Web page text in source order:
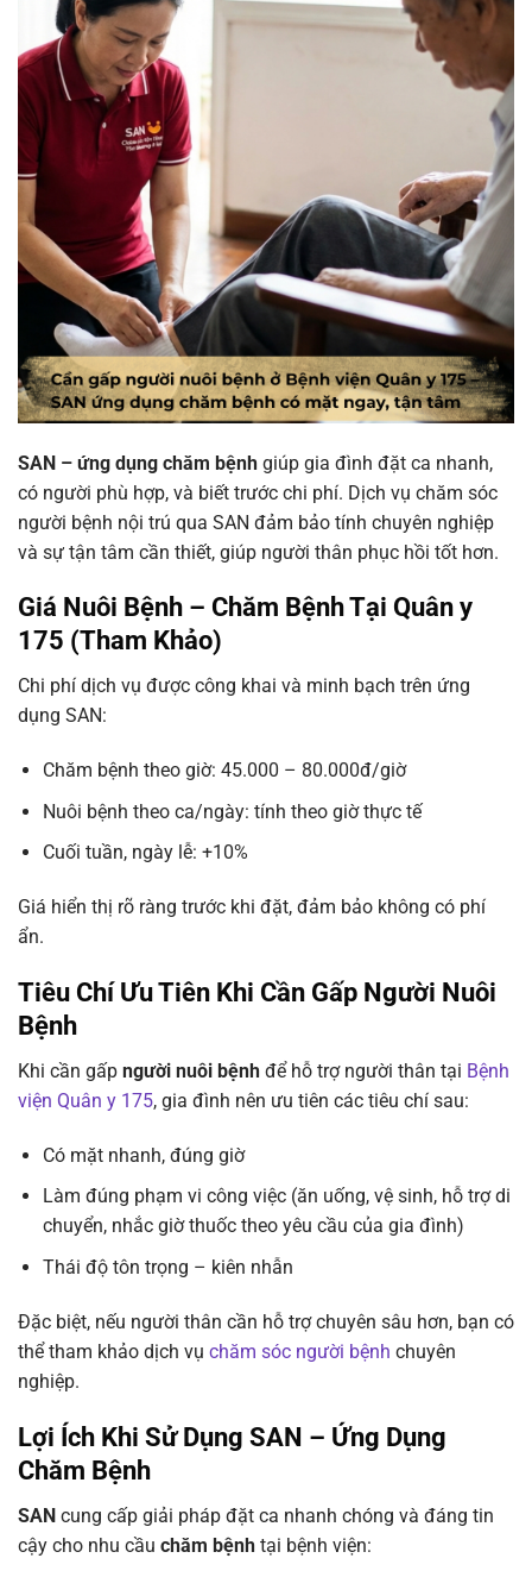
SAN – ứng dụng chăm bệnh giúp gia đình đặt ca nhanh,
có người phù hợp, và biết trước chi phí. Dịch vụ chăm sóc
người bệnh nội trú qua SAN đảm bảo tính chuyên nghiệp
và sự tận tâm cần thiết, giúp người thân phục hồi tốt hơn.
Giá Nuôi Bệnh – Chăm Bệnh Tại Quân y
175 (Tham Khảo)
Chi phí dịch vụ được công khai và minh bạch trên ứng
dụng SAN:
Chăm bệnh theo giờ: 45.000 – 80.000đ/giờ
Nuôi bệnh theo ca/ngày: tính theo giờ thực tế
Cuối tuần, ngày lễ: +10%
Giá hiển thị rõ ràng trước khi đặt, đảm bảo không có phí
ẩn.
Tiêu Chí Ưu Tiên Khi Cần Gấp Người Nuôi
Bệnh
Khi cần gấp người nuôi bệnh để hỗ trợ người thân tại Bệnh
viện Quân y 175, gia đình nên ưu tiên các tiêu chí sau:
Có mặt nhanh, đúng giờ
Làm đúng phạm vi công việc (ăn uống, vệ sinh, hỗ trợ di
chuyển, nhắc giờ thuốc theo yêu cầu của gia đình)
Thái độ tôn trọng – kiên nhẫn
Đặc biệt, nếu người thân cần hỗ trợ chuyên sâu hơn, bạn có
thể tham khảo dịch vụ chăm sóc người bệnh chuyên
nghiệp.
Lợi Ích Khi Sử Dụng SAN – Ứng Dụng
Chăm Bệnh
SAN cung cấp giải pháp đặt ca nhanh chóng và đáng tin
cậy cho nhu cầu chăm bệnh tại bệnh viện: